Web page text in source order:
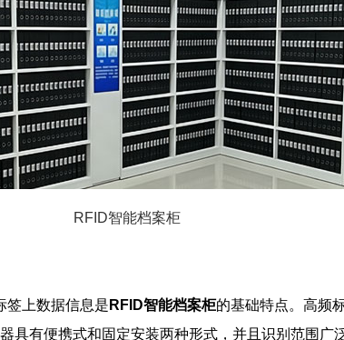
RFID智能档案柜
签上数据信息是 RFID智能档案柜的基础特点。高频
具有便携式和固定安装两种形式，并且识别范围广